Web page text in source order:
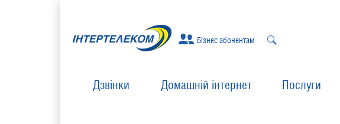
Бізнес абонентам
Дзвінки Домашній інтернет Послуги